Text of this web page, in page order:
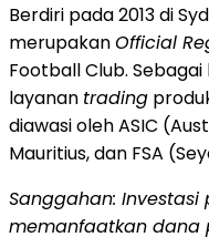
Berdiri pada 2013 di
merupakanOfficial
Football Club.
layanan trading
diawasi oleh ASIC
Mauritius, dan FSA
Sanggahan:
memanfaatkan dana